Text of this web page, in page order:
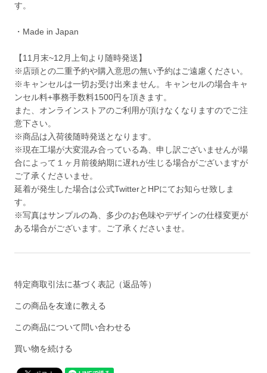
す。
・Made in Japan
【11月末~12月上旬より随時発送】
※店頭との二重予約や購入意思の無い予約はご遠慮ください。
※キャンセルは一切お受け出来ません。キャンセルの場合キャ
ンセル料+事務手数料1500円を頂きます。
また、オンラインストアのご利用が頂けなくなりますのでご注
意下さい。
※商品は入荷後随時発送となります。
※現在工場が大変混み合っている為、申し訳ございませんが場
合によって１ヶ月前後納期に遅れが生じる場合がございますが
ご了承くださいませ。
延着が発生した場合は公式TwitterとHPにてお知らせ致しま
す。
※写真はサンプルの為、多少のお色味やデザインの仕様変更が
ある場合がございます。ご了承くださいませ。
特定商取引法に基づく表記（返品等）
この商品を友達に教える
この商品について問い合わせる
買い物を続ける